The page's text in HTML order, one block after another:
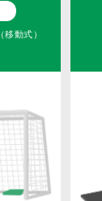
動式）